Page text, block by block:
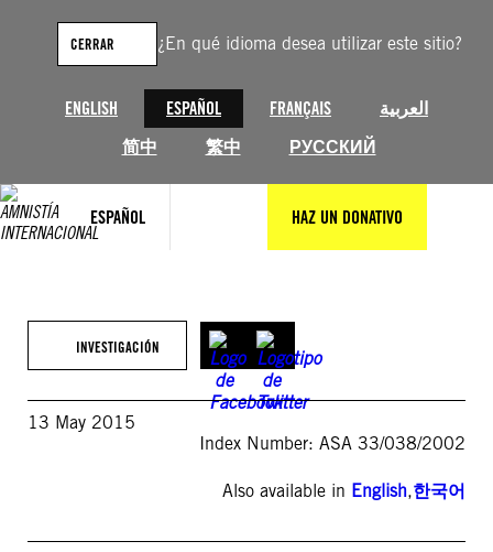
¿En qué idioma desea utilizar este sitio?
ENGLISH ESPAÑOL FRANÇAIS
العربية
简中
繁中 РУССКИЙ
CERRAR
ESPAÑOL HAZ UN DONATIVO
contenido
INVESTIGACIÓN
13 May 2015
Index Number: ASA 33/038/2002
Also available in English,한국어